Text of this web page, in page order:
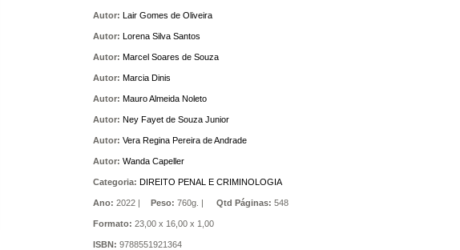
Autor: Lair Gomes de Oliveira
Autor: Lorena Silva Santos
Autor: Marcel Soares de Souza
Autor: Marcia Dinis
Autor: Mauro Almeida Noleto
Autor: Ney Fayet de Souza Junior
Autor: Vera Regina Pereira de Andrade
Autor: Wanda Capeller
Categoria: DIREITO PENAL E CRIMINOLOGIA
Ano: 2022 | Peso: 760g. | Qtd Páginas: 548
Formato: 23,00 x 16,00 x 1,00
ISBN: 9788551921364